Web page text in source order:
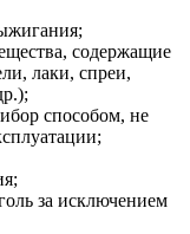
содержащие
лаки, спреи,
способом, не
за исключением